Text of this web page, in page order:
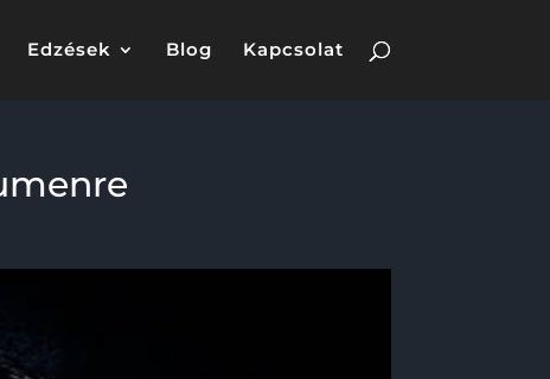
Edzések Blog Kapcsolat